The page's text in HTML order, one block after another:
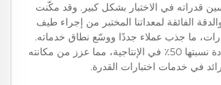
قدراته في الاختبار بشكل كبير. وقد مكّنت
والدقة الفائقة لمعداتنا المختبر من إجراء طيف
ما جذب عملاء جددًا ووسّع نطاق خدماته.
وأفاد المختبر بزيادة نسبتها 50٪ في الإنتاجية، مما عزز من مكانته
في خدمات اختبارات القدرة.